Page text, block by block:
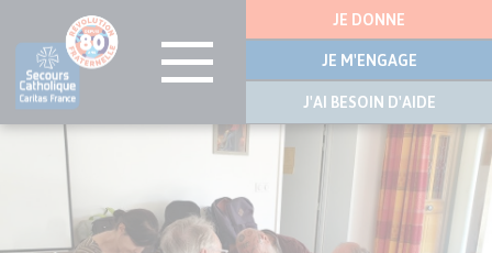
Aller
latérale
JE DONNE
JE M'ENGAGE
J'AI BESOIN D'AIDE
Visuel